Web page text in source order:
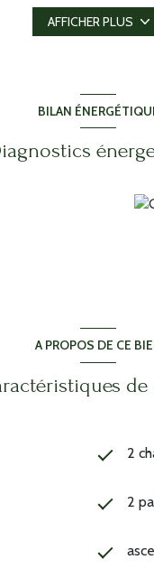
dispose de
Frais de notaire
AFFICHER PLUS
BILAN
A PROPOS DE CE
de
2
2